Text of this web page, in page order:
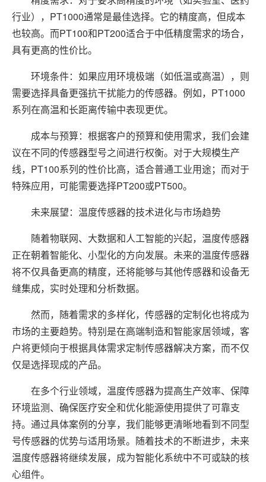
行业），PT1000通常是最佳选择。它的精度高，但成本
也较高。而PT100和PT200适合于中低精度需求的场合，
具有更高的性价比。
环境条件：如果应用环境极端（如低温或高温），则
需要选择具备更强抗干扰能力的传感器。例如，PT1000
系列在高温和长距离传输中表现更优。
成本与预算：根据客户的预算和使用需求，我们会建
议在不同的传感器型号之间进行权衡。对于大规模生产
线，PT100系列的性价比高，适合普通工业用途；而对于
特殊应用，可能需要选择PT200或PT500。
未来展望：温度传感器的技术进化与市场趋势
随着物联网、大数据和人工智能的兴起，温度传感器
正在朝着智能化、小型化的方向发展。未来的温度传感器
将不仅具备更高的精度，还将能够与其他传感器和设备无
缝集成，实时处理和分析数据。
然而，随着需求的多样化，传感器的定制化也将成为
市场的主要趋势。特别是在高端制造和智能家居领域，客
户将更倾向于根据具体需求定制传感器解决方案，而不仅
仅是选择现成的产品。
在多个行业领域，温度传感器为提高生产效率、保障
环境监测、确保医疗安全和优化能源使用提供了可靠支
持。通过具体案例的分享，我们能够更清晰地看到不同型
号传感器的优势与适用场景。随着技术的不断进步，未来
温度传感器将继续发展，成为智能化系统中不可或缺的核
心组件。